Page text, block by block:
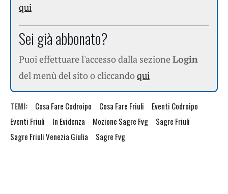
qui
Sei già abbonato?
Puoi effettuare l'accesso dalla sezioneLogin
del menù del sito o cliccandoqui
TEMI: Cosa Fare Codroipo Cosa Fare Friuli
Eventi Codroipo
Eventi Friuli
In Evidenza Mozione Sagre Fvg
Sagre Friuli
Sagre Friuli Venezia Giulia
Sagre Fvg